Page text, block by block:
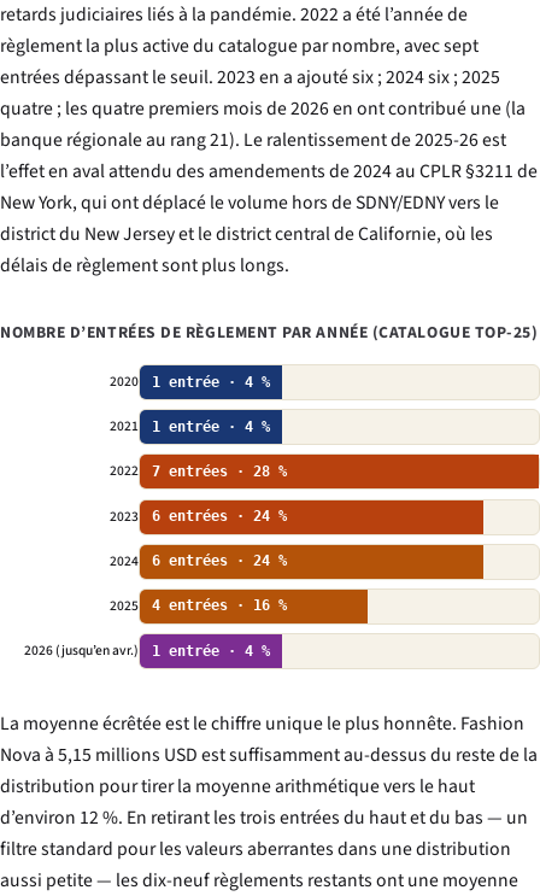
retards judiciaires liés à la pandémie. 2022 a été l’année de
règlement la plus active du catalogue par nombre, avec sept
entrées dépassant le seuil. 2023 en a ajouté six ; 2024 six ; 2025
quatre ; les quatre premiers mois de 2026 en ont contribué une (la
banque régionale au rang 21). Le ralentissement de 2025-26 est
l’effet en aval attendu des amendements de 2024 au CPLR §3211 de
New York, qui ont déplacé le volume hors de SDNY/EDNY vers le
district du New Jersey et le district central de Californie, où les
délais de règlement sont plus longs.
NOMBRE D’ENTRÉES DE RÈGLEMENT PAR ANNÉE (CATALOGUE TOP-25)
2020 1 entrée · 4 %
2021 1 entrée · 4 %
2022 7 entrées · 28 %
2023 6 entrées · 24 %
2024 6 entrées · 24 %
2025 4 entrées · 16 %
2026 (jusqu’en avr.) 1 entrée · 4 %
La moyenne écrêtée est le chiffre unique le plus honnête. Fashion
Nova à 5,15 millions USD est suffisamment au-dessus du reste de la
distribution pour tirer la moyenne arithmétique vers le haut
d’environ 12 %. En retirant les trois entrées du haut et du bas — un
filtre standard pour les valeurs aberrantes dans une distribution
aussi petite — les dix-neuf règlements restants ont une moyenne